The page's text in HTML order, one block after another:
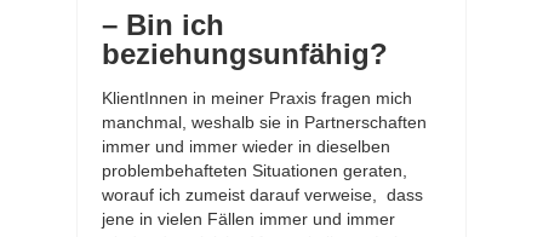
– Bin ich
beziehungsunfähig?
KlientInnen in meiner Praxis fragen mich
manchmal, weshalb sie in Partnerschaften
immer und immer wieder in dieselben
problembehafteten Situationen geraten,
worauf ich zumeist darauf verweise, dass
jene in vielen Fällen immer und immer